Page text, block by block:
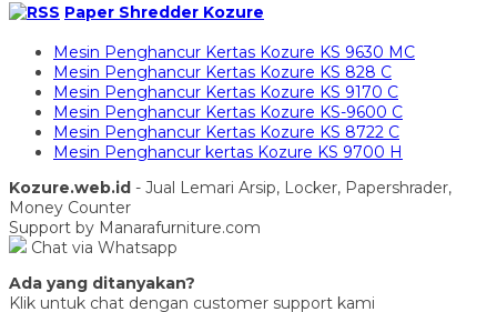
Paper Shredder Kozure
Mesin Penghancur Kertas Kozure KS 9630 MC
Mesin Penghancur Kertas Kozure KS 828 C
Mesin Penghancur Kertas Kozure KS 9170 C
Mesin Penghancur Kertas Kozure KS-9600 C
Mesin Penghancur Kertas Kozure KS 8722 C
Mesin Penghancur kertas Kozure KS 9700 H
Kozure.web.id - Jual Lemari Arsip, Locker, Papershrader,
Money Counter
Support by Manarafurniture.com
Chat via Whatsapp
Ada yang ditanyakan?
Klik untuk chat dengan customer support kami